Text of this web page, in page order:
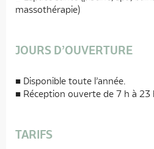
massothérapie)
JOURS D’OUVERTURE
Disponible toute l’année.
Réception ouverte de 7 h à 23
TARIFS